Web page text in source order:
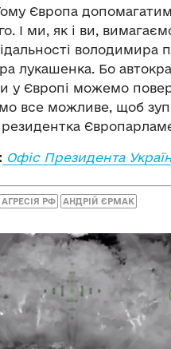
Європа
І ми, як і ви,
володимира
лукашенка. Бо
у Європі можемо
все можливе, щоб
Офіс Президента
АГРЕСІЯ РФ АНДРІЙ ЄРМАК